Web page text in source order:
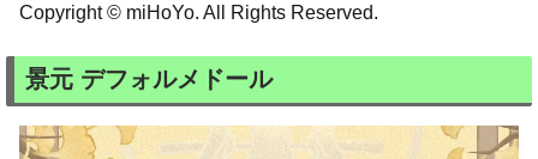
Copyright © miHoYo. All Rights Reserved.
景元 デフォルメドール